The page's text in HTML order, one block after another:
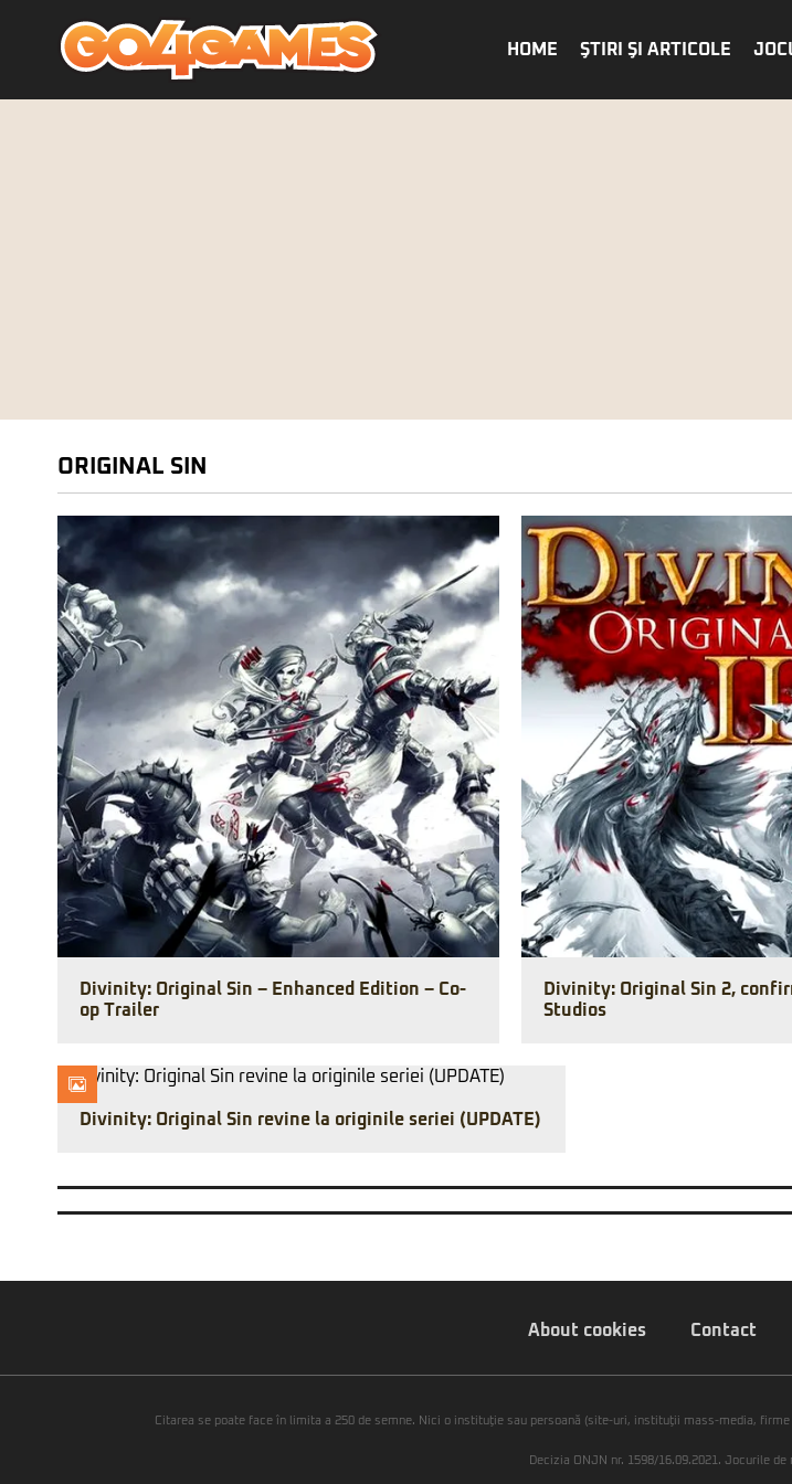
HOME ŞTIRI ŞI ARTICOLE
ORIGINAL SIN
Divinity: Original Sin – Enhanced Edition – Co-
op Trailer
Divinity: Original Sin 2,
Studios
Divinity: Original Sin revine la originile seriei (UPDATE)
About cookies Contact
Citarea se poate face în limita a 250 de semne. Nici o instituţie sau persoană (site-uri, instituţii mass-media,
Decizia ONJN nr. 1598/16.09.2021. Jocurile